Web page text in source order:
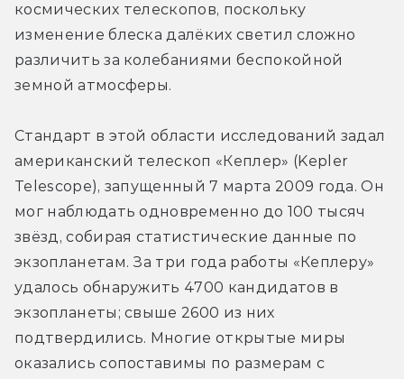
космических телескопов, поскольку
изменение блеска далёких светил сложно
различить за колебаниями беспокойной
земной атмосферы.
Стандарт в этой области исследований задал
американский телескоп «Кеплер» (Kepler
Telescope), запущенный 7 марта 2009 года. Он
мог наблюдать одновременно до 100 тысяч
звёзд, собирая статистические данные по
экзопланетам. За три года работы «Кеплеру»
удалось обнаружить 4700 кандидатов в
экзопланеты; свыше 2600 из них
подтвердились. Многие открытые миры
оказались сопоставимы по размерам с